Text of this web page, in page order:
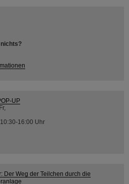
UP
16:00 Uhr
Der Weg der Teilchen durch die